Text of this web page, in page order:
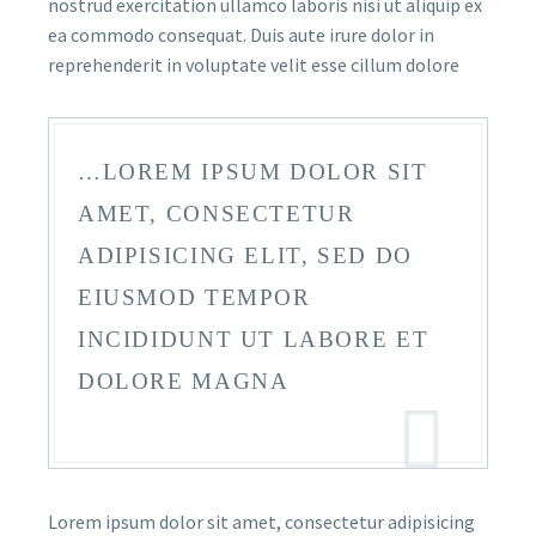
ea commodo consequat. Duis aute irure dolor in
reprehenderit in voluptate velit esse cillum dolore
…LOREM IPSUM DOLOR SIT
AMET, CONSECTETUR
ADIPISICING ELIT, SED DO
EIUSMOD TEMPOR
INCIDIDUNT UT LABORE ET
DOLORE MAGNA
Lorem ipsum dolor sit amet, consectetur adipisicing